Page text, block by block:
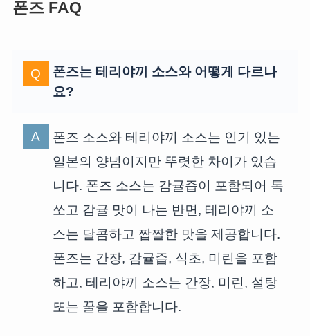
폰즈 FAQ
폰즈는 테리야끼 소스와 어떻게 다르나
요?
폰즈 소스와 테리야끼 소스는 인기 있는
일본의 양념이지만 뚜렷한 차이가 있습
니다. 폰즈 소스는 감귤즙이 포함되어 톡
쏘고 감귤 맛이 나는 반면, 테리야끼 소
스는 달콤하고 짭짤한 맛을 제공합니다.
폰즈는 간장, 감귤즙, 식초, 미린을 포함
하고, 테리야끼 소스는 간장, 미린, 설탕
또는 꿀을 포함합니다.